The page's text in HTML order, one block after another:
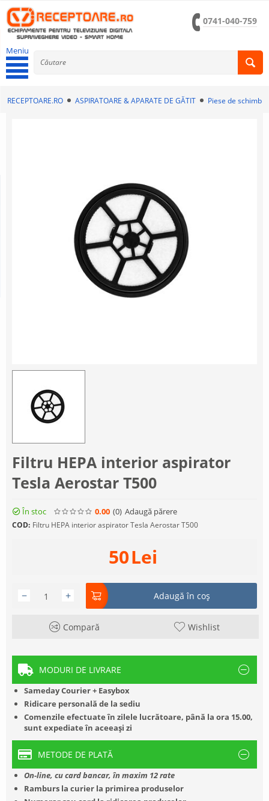
0741-040-759
Meniu
RECEPTOARE.RO ASPIRATOARE & APARATE DE GĂTIT Piese de schimb
Filtru HEPA interior aspirator
Tesla Aerostar T500
În stoc 0.00 (0) Adaugă părere
COD: Filtru HEPA interior aspirator Tesla Aerostar T500
50Lei
+
− Adaugă în coș
Compară Wishlist
MODURI DE LIVRARE
Sameday Courier + Easybox
Ridicare personală de la sediu
Comenzile efectuate în zilele lucrătoare, până la ora 15.00,
sunt expediate în aceeași zi
METODE DE PLATĂ
On-line, cu card bancar, în maxim 12 rate
Ramburs la curier la primirea produselor